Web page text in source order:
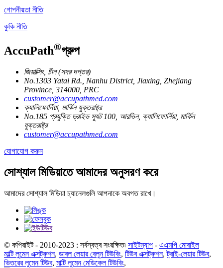
গোপনীয়তা নীতি
কুকি নীতি
AccuPath®গ্রুপ
জিয়াক্সিং, চীন (সদর দপ্তর)
No.1303 Yatai Rd., Nanhu District, Jiaxing, Zhejiang
Province, 314000, PRC
customer@accupathmed.com
ক্যালিফোর্নিয়া, মার্কিন যুক্তরাষ্ট্র
No.185 প্রযুক্তি ড্রাইভ স্যুট 100, আরভিন, ক্যালিফোর্নিয়া, মার্কিন
যুক্তরাষ্ট্র
customer@accupathmed.com
যোগাযোগ করুন
সোশ্যাল মিডিয়াতে আমাদের অনুসরণ করে
আমাদের সোশ্যাল মিডিয়া চ্যানেলগুলি আপনাকে অবগত রাখে।
© কপিরাইট - 2010-2023 : সর্বস্বত্ব সংরক্ষিত৷ সাইটম্যাপ - এএমপি মোবাইল
মাল্টি লুমেন এক্সট্রুশন, ডাবল লেয়ার বেলুন টিউবিং, টিউব এক্সট্রুশন,ট্রাই-লেয়ার টিউব,
ভিতরের লুমেন টিউব, মাল্টি লুমেন মেডিকেল টিউবিং,